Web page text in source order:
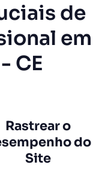
de
em
CE
Rastrear o
do
Site